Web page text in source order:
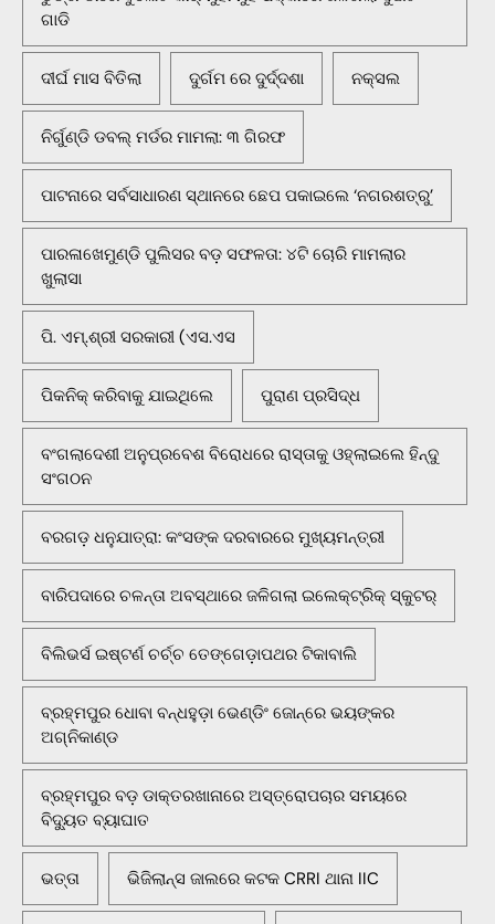
ଗାଡି
ଦୀର୍ଘ ମାସ ବିତିଲା ଦୁର୍ଗମ ରେ ଦୁର୍ଦ୍ଦଶା ନକ୍ସଲ
ନିର୍ଗୁଣ୍ଡି ଡବଲ୍ ମର୍ଡର ମାମଲା: ୩ ଗିରଫ
ପାଟନାରେ ସର୍ବସାଧାରଣ ସ୍ଥାନରେ ଛେପ ପକାଇଲେ ‘ନଗରଶତ୍ରୁ’
ପାରଳାଖେମୁଣ୍ଡି ପୁଲିସର ବଡ଼ ସଫଳତା: ୪ଟି ଚୋରି ମାମଲାର
ଖୁଲାସା
ପି. ଏମ୍.ଶ୍ରୀ ସରକାରୀ (ଏସ.ଏସ
ପିକନିକ୍‌ କରିବାକୁ ଯାଇଥିଲେ ପୁରାଣ ପ୍ରସିଦ୍ଧ
ବଂଗଲାଦେଶୀ ଅନୁପ୍ରବେଶ ବିରୋଧରେ ରାସ୍ତାକୁ ଓହ୍ଲାଇଲେ ହିନ୍ଦୁ
ସଂଗଠନ
ବରଗଡ଼ ଧନୁଯାତ୍ରା: କଂସଙ୍କ ଦରବାରରେ ମୁଖ୍ୟମନ୍ତ୍ରୀ
ବାରିପଦାରେ ଚଳନ୍ତା ଅବସ୍ଥାରେ ଜଳିଗଲା ଇଲେକ୍ଟ୍ରିକ୍ ସ୍କୁଟର୍
ବିଲିଭର୍ସ ଇଷ୍ଟର୍ଣ ଚର୍ଚ୍ଚ ତେଙ୍ଗେଡ଼ାପଥର ଟିକାବାଲି
ବ୍ରହ୍ମପୁର ଧୋବା ବନ୍ଧହୁଡ଼ା ଭେଣ୍ଡିଂ ଜୋନ୍‌ରେ ଭୟଙ୍କର
ଅଗ୍ନିକାଣ୍ଡ
ବ୍ରହ୍ମପୁର ବଡ଼ ଡାକ୍ତରଖାନାରେ ଅସ୍ତ୍ରୋପଚାର ସମୟରେ
ବିଦ୍ୟୁତ ବ୍ୟାଘାତ
ଭତ୍ତା ଭିଜିଲାନ୍ସ ଜାଲରେ କଟକ CRRI ଥାନା IIC